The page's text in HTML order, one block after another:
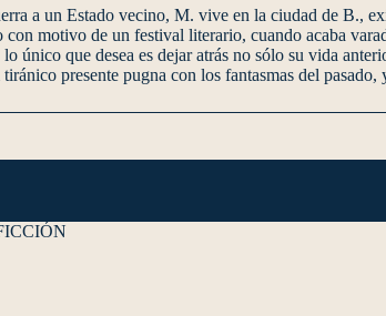
a un Estado vecino, M. vive en la ciudad de B.,
motivo de un festival literario, cuando acaba
único que desea es dejar atrás no sólo su vida
presente pugna con los fantasmas del